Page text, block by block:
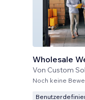
Wholesale
Von Custom
Noch keine